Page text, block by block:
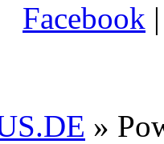
Facebook
»